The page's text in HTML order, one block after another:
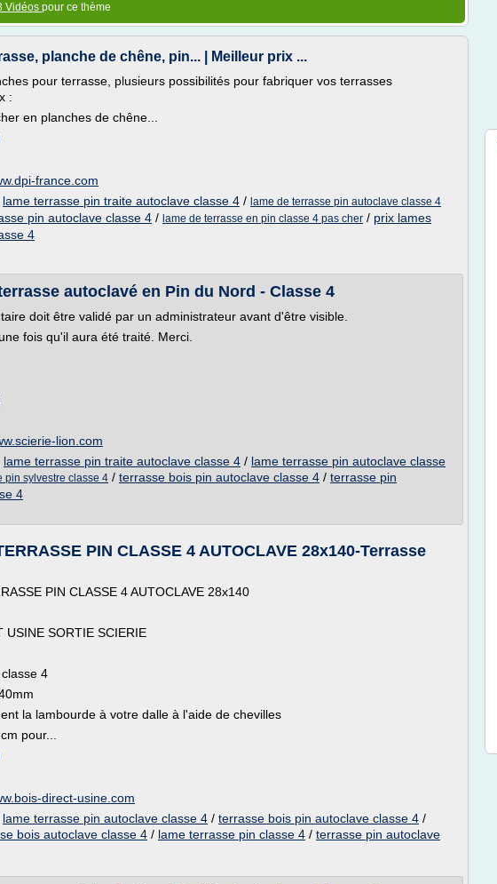
Vidéos pour ce thème
planche de chêne, pin... | Meilleur prix ...
pour terrasse, plusieurs possibilités pour fabriquer vos terrasses
:
en planches de chêne...
france.com
lame terrasse pin traite autoclave classe 4 / lame de terrasse pin autoclave classe 4
pin autoclave classe 4 / lame de terrasse en pin classe 4 pas cher / prix lames
4
autoclavé en Pin du Nord - Classe 4
doit être validé par un administrateur avant d'être visible.
fois qu'il aura été traité. Merci.
lion.com
lame terrasse pin traite autoclave classe 4 / lame terrasse pin autoclave classe
pin sylvestre classe 4 / terrasse bois pin autoclave classe 4 / terrasse pin
4
PIN CLASSE 4 AUTOCLAVE 28x140-Terrasse
PIN CLASSE 4 AUTOCLAVE 28x140
USINE SORTIE SCIERIE
4
la lambourde à votre dalle à l'aide de chevilles
pour...
direct-usine.com
lame terrasse pin autoclave classe 4 / terrasse bois pin autoclave classe 4 /
bois autoclave classe 4 / lame terrasse pin classe 4 / terrasse pin autoclave